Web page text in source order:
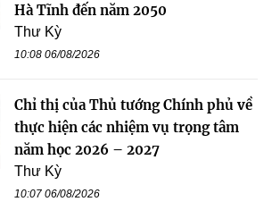
Hà Tĩnh đến năm 2050
Thư Kỳ
10:08 06/08/2026
Chỉ thị của Thủ tướng Chính phủ về
thực hiện các nhiệm vụ trọng tâm
năm học 2026 – 2027
Thư Kỳ
10:07 06/08/2026